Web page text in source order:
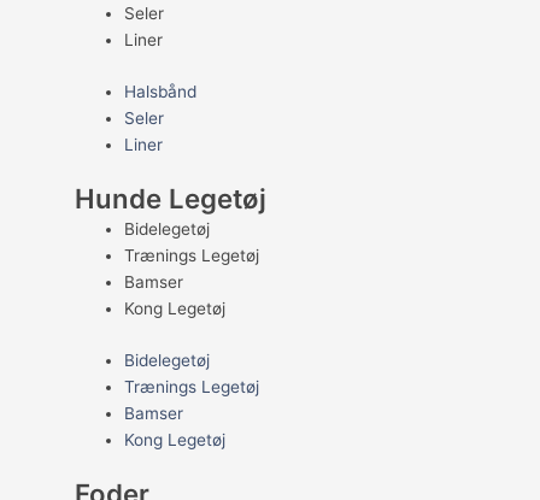
Seler
Liner
Halsbånd
Seler
Liner
Hunde Legetøj
Bidelegetøj
Trænings Legetøj
Bamser
Kong Legetøj
Bidelegetøj
Trænings Legetøj
Bamser
Kong Legetøj